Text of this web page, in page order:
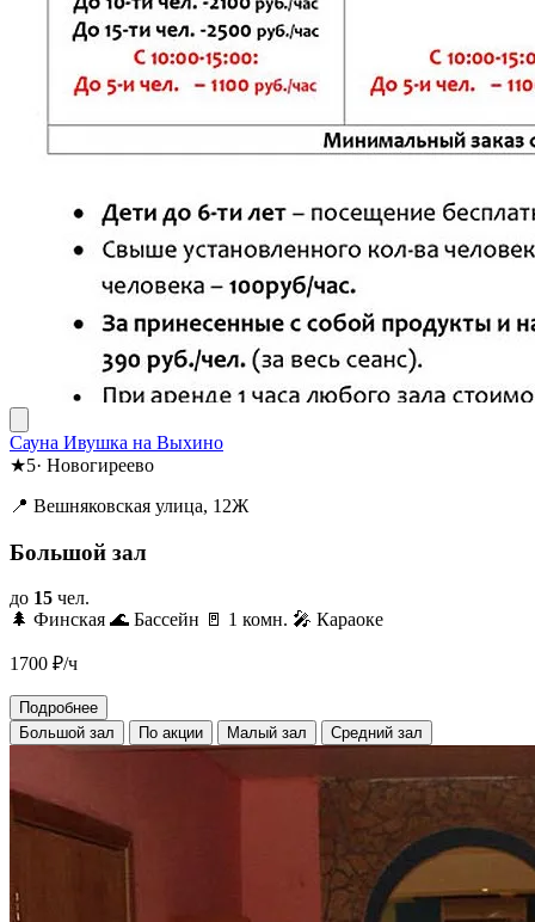
Сауна Ивушка на Выхино
★5· Новогиреево
📍 Вешняковская улица, 12Ж
Большой зал
до 15 чел.
🌲 Финская 🌊 Бассейн 🚪 1 комн. 🎤 Караоке
1700 ₽/ч
Подробнее
Большой зал
По акции Малый зал Средний зал